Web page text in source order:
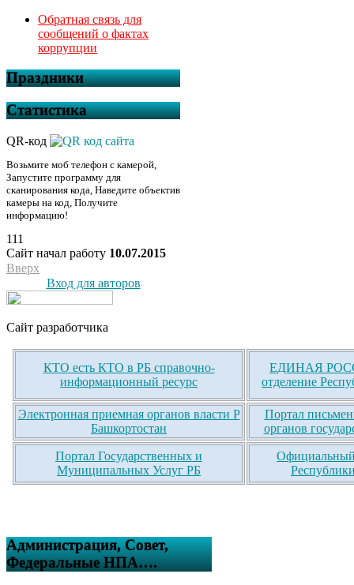
Обратная связь для
сообщений о фактах
коррупции
Праздники
Статистика
QR-код
Возьмите моб телефон с камерой,
Запустите программу для
сканирования кода, Наведите объектив
камеры на код, Получите
информацию!
111
Сайт начал работу 10.07.2015
Вверх
Вход для авторов
Сайт разработчика
КТО есть КТО в РБ справочно-
информационный ресурс
ЕДИНАЯ
отделение
Электронная приемная органов власти Р
Башкортостан
Портал
органов
Портал Государственных и
Муниципальных Услуг РБ
Официальный
Администрация, Совет,
Федеральные НПА….